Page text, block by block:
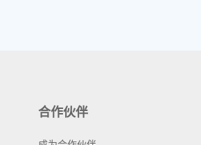
合作伙伴